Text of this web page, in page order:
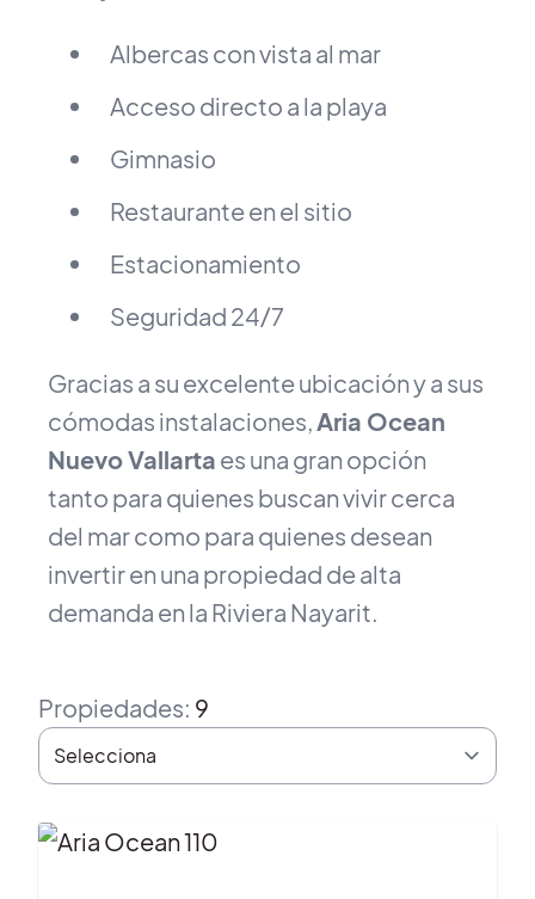
Albercas con vista al mar
Acceso directo a la playa
Gimnasio
Restaurante en el sitio
Estacionamiento
Seguridad 24/7
Gracias a su excelente ubicación y a sus
cómodas instalaciones,Aria Ocean
Nuevo Vallarta es una gran opción
tanto para quienes buscan vivir cerca
del mar como para quienes desean
invertir en una propiedad de alta
demanda en la Riviera Nayarit.
Propiedades: 9